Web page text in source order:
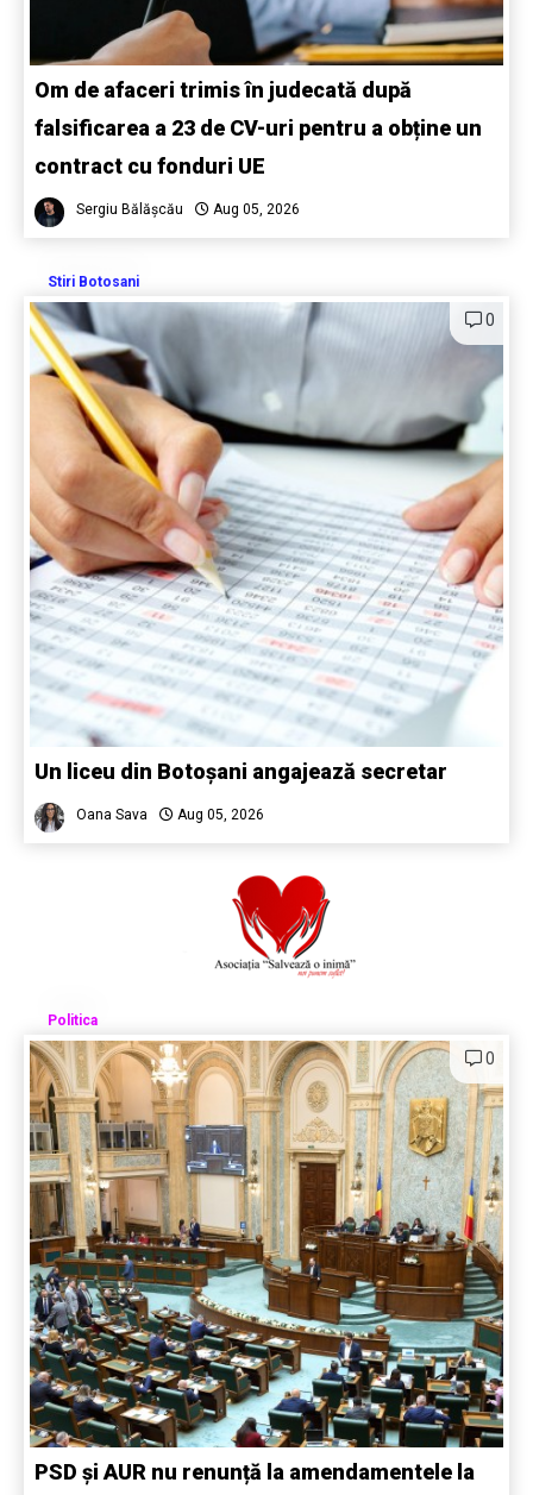
Om de afaceri trimis în judecată după
falsificarea a 23 de CV-uri pentru a obține un
contract cu fonduri UE
Sergiu Bălășcău Aug 05, 2026
Stiri Botosani
0
Un liceu din Botoșani angajează secretar
Oana Sava Aug 05, 2026
Politica
0
PSD și AUR nu renunță la amendamentele la